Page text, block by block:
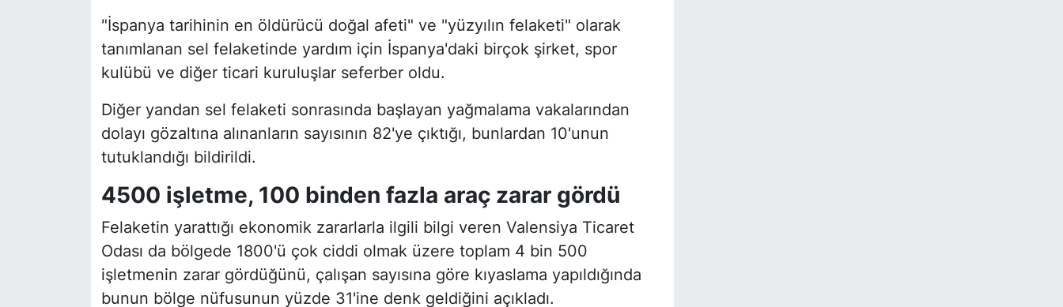
"İspanya tarihinin en öldürücü doğal afeti" ve "yüzyılın felaketi" olarak
tanımlanan sel felaketinde yardım için İspanya'daki birçok şirket, spor
kulübü ve diğer ticari kuruluşlar seferber oldu.
Diğer yandan sel felaketi sonrasında başlayan yağmalama vakalarından
dolayı gözaltına alınanların sayısının 82'ye çıktığı, bunlardan 10'unun
tutuklandığı bildirildi.
4500 işletme, 100 binden fazla araç zarar gördü
Felaketin yarattığı ekonomik zararlarla ilgili bilgi veren Valensiya Ticaret
Odası da bölgede 1800'ü çok ciddi olmak üzere toplam 4 bin 500
işletmenin zarar gördüğünü, çalışan sayısına göre kıyaslama yapıldığında
bunun bölge nüfusunun yüzde 31'ine denk geldiğini açıkladı.